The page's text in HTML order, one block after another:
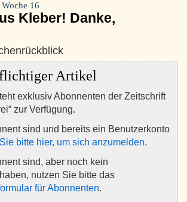
16
Kleber! Danke,
Artikel
exklusiv Abonnenten der Zeitschrift
zur Verfügung.
sind und bereits ein Benutzerkonto
bitte hier, um sich anzumelden.
sind, aber noch kein
nutzen Sie bitte das
für Abonnenten.